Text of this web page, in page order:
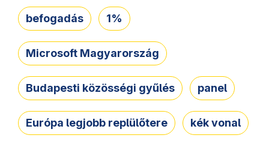
befogadás 1%
Microsoft Magyarország
Budapesti közösségi gyűlés panel
Európa legjobb replülőtere kék vonal